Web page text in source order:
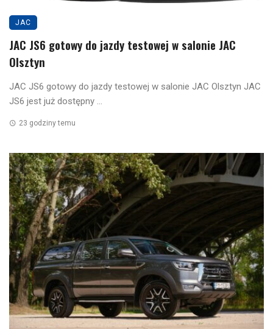
JAC
JAC JS6 gotowy do jazdy testowej w salonie JAC
Olsztyn
JAC JS6 gotowy do jazdy testowej w salonie JAC Olsztyn JAC
JS6 jest już dostępny ...
23 godziny temu